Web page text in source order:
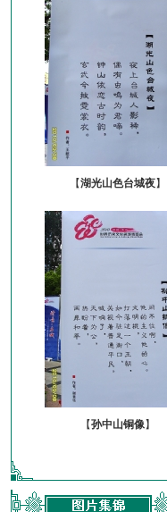
【湖光山色台城夜】
【孙中山铜像】